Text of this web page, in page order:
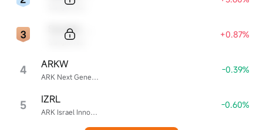
+0.87%
4 ARK Next Generation Internet ETF
ARKW -0.39%
5 ARK Israel Innovative Technology ETF
IZRL -0.60%